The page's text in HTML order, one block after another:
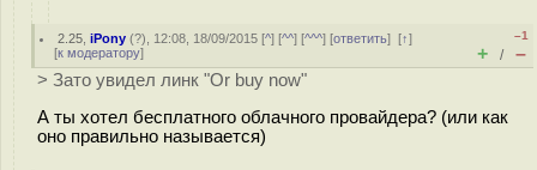
2.25 ,iPony (?), 12:08, 18/09/2015 [^] [^^] [^^^] [ответить][↑]
[к модератору]
–1
+ / –
> Зато увидел линк "Or buy now"
А ты хотел бесплатного облачного провайдера? (или как
оно правильно называется)